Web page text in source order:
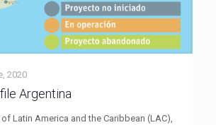
2020
Argentina
Latin America and the Caribbean (LAC),